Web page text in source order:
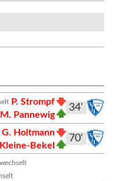
34'
P. Strompf
M. Pannewig
70'
G. Holtmann
Bekel